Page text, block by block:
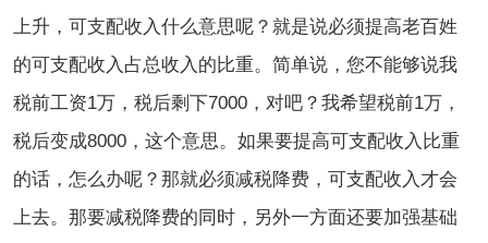
上升，可支配收入什么意思呢？就是说必须提高老百姓
的可支配收入占总收入的比重。简单说，您不能够说我
税前工资1万，税后剩下7000，对吧？我希望税前1万，
税后变成8000，这个意思。如果要提高可支配收入比重
的话，怎么办呢？那就必须减税降费，可支配收入才会
上去。那要减税降费的同时，另外一方面还要加强基础